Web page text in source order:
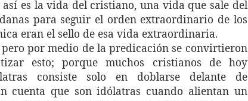
es la vida del cristiano, una vida que sale del
para seguir el orden extraordinario de los
eran el sello de esa vida extraordinaria.
por medio de la predicación se convirtieron
esto; porque muchos cristianos de hoy
consiste solo en doblarse delante de
cuenta que son idólatras cuando alientan un